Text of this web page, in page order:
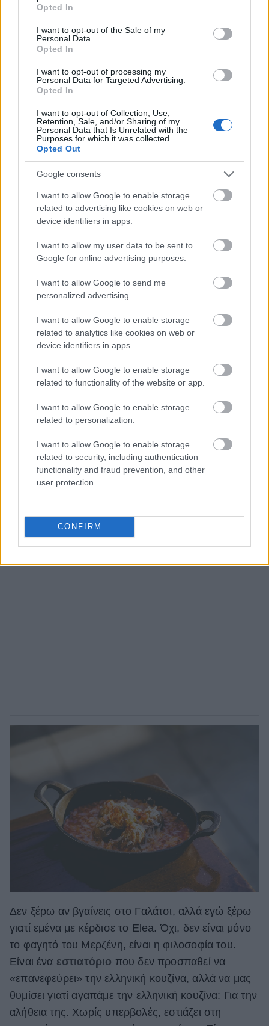
use your data for below specified purposes in below Google
consent section.
Opted In
I want to opt-out of the Sale of my
Personal Data.
Opted In
I want to opt-out of processing my
Personal Data for Targeted Advertising.
Opted In
I want to opt-out of Collection, Use,
Retention, Sale, and/or Sharing of my
Personal Data that Is Unrelated with the
Purposes for which it was collected.
Opted Out
Google consents
I want to allow Google to enable storage
related to advertising like cookies on web or
device identifiers in apps.
I want to allow my user data to be sent to
Google for online advertising purposes.
I want to allow Google to send me
personalized advertising.
I want to allow Google to enable storage
related to analytics like cookies on web or
device identifiers in apps.
I want to allow Google to enable storage
related to functionality of the website or app.
I want to allow Google to enable storage
related to personalization.
I want to allow Google to enable storage
related to security, including authentication
functionality and fraud prevention, and other
user protection.
CONFIRM
Ελλάδα αλλά με μια ακρίβεια που το απογειώνει.
Και για το τέλος, τα
έναν βελούδινο πουρέ μελιτζάνας με φρέσκια
ντομάτα. Η μελιτζάνα είχε αυτή την καπνιστή
σωστά μαγειρεμένο που έλιωνε πριν καλά-καλά το
καταλάβεις. Γιατί οΜιχάληςΜερζένης ξέρει να τιμά
την πρώτη ύλη χωρίς περιττές προσθήκες. Το Elea
δεν προσπαθεί να σου πουλήσει δήθεν
γαστρονομία. Είναι ένα εστιατόριο που νιώθεις ότι
ανήκει στη γειτονιά, αλλά ταυτόχρονα την
αναβαθμίζει. Εννοείται πως για όλα
Δεν ξέρω αν βγαίνεις στο Γαλάτσι, αλλά εγώ ξέρω
γιατί εμένα με κέρδισε το Elea. Όχι, δεν είναι μόνο
το φαγητό του Μερζένη, είναι η φιλοσοφία του.
Είναι ένα εστιατόριο που δεν προσπαθεί να
«επανεφεύρει» την ελληνική κουζίνα, αλλά να μας
θυμίσει γιατί αγαπάμε την ελληνική κουζίνα: Για την
αλήθεια της. Χωρίς υπερβολές, εστιάζει στη